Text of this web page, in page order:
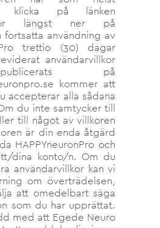
klicka på länken
längst ner på
fortsatta användning av
trettio (30) dagar
användarvillkor
på
kommer att
accepterar alla sådana
du inte samtycker till
till något av villkoren
är din enda åtgärd
HAPPYneuronPro och
dina konto/n. Om du
användarvillkor kan vi
om överträdelsen,
att omedelbart säga
som du har upprättat.
med att Egede Neuro